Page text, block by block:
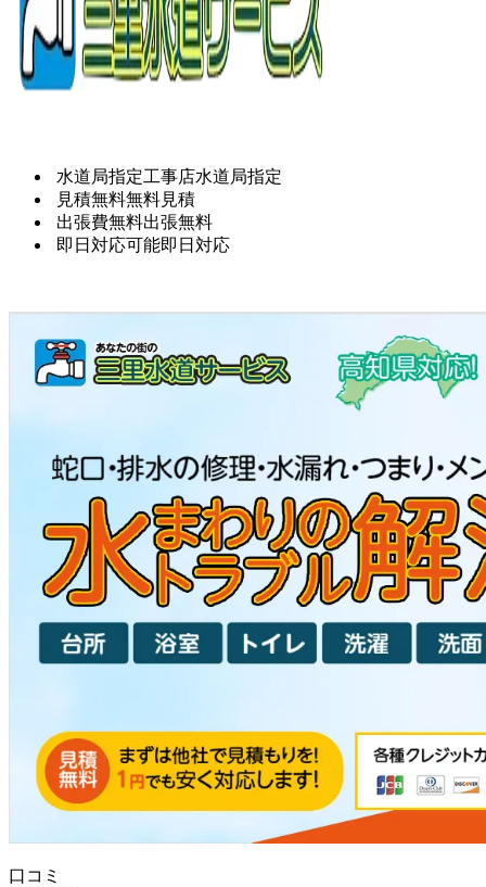
水道局指定工事店水道局指定
見積無料無料見積
出張費無料出張無料
即日対応可能即日対応
口コミ